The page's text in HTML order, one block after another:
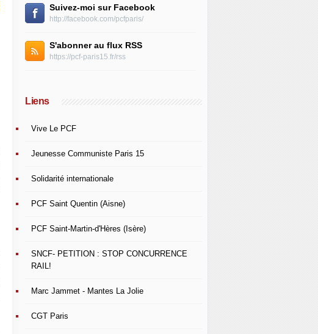
Suivez-moi sur Facebook
http://facebook.com/pcfparis/
S'abonner au flux RSS
https://pcf-paris15.fr/rss
Liens
Vive Le PCF
Jeunesse Communiste Paris 15
Solidarité internationale
PCF Saint Quentin (Aisne)
PCF Saint-Martin-d'Hères (Isère)
SNCF- PETITION : STOP CONCURRENCE
RAIL!
Marc Jammet - Mantes La Jolie
CGT Paris